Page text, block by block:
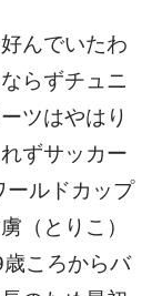
んでいたわ
らずチュニ
ツはやはり
ずサッカー
ールドカップ
（とりこ）
ころからバ